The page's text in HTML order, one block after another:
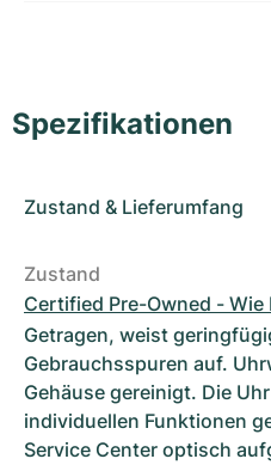
Spezifikationen
Zustand & Lieferumfang
Zustand
Certified Pre-Owned - Wie
Getragen, weist
Gebrauchsspuren auf.
Gehäuse gereinigt. Die
individuellen Funktionen
Service Center optisch